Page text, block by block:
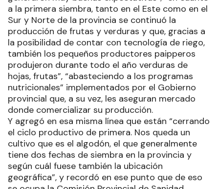
a la primera siembra, tanto en el Este como en el
Sur y Norte de la provincia se continuó la
producción de frutas y verduras y que, gracias a
la posibilidad de contar con tecnología de riego,
también los pequeños productores paipperos
produjeron durante todo el año verduras de
hojas, frutas”, “abasteciendo a los programas
nutricionales” implementados por el Gobierno
provincial que, a su vez, les aseguran mercado
donde comercializar su producción.
Y agregó en esa misma línea que están “cerrando
el ciclo productivo de primera. Nos queda un
cultivo que es el algodón, el que generalmente
tiene dos fechas de siembra en la provincia y
según cuál fuese también la ubicación
geográfica”, y recordó en ese punto que de eso